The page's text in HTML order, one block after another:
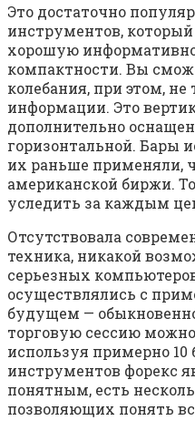
Это достаточно
инструментов,
хорошую
компактности. Вы
колебания, при этом, не
информации. Это
дополнительно
горизонтальной. Бары
их раньше применяли,
американской биржи.
уследить за каждым
Отсутствовала
техника, никакой
серьезных
осуществлялись с
будущем —
торговую сессию
используя примерно 10
инструментов форекс
понятным, есть
позволяющих понять